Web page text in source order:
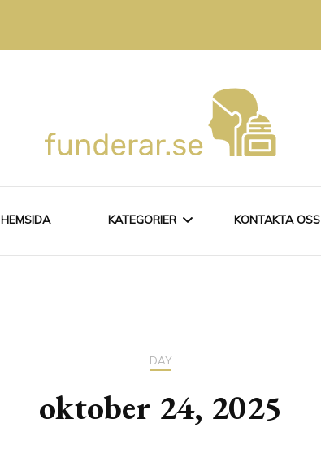
HEMSIDA KATEGORIER KONTAKTA OSS
DAY
oktober 24, 2025